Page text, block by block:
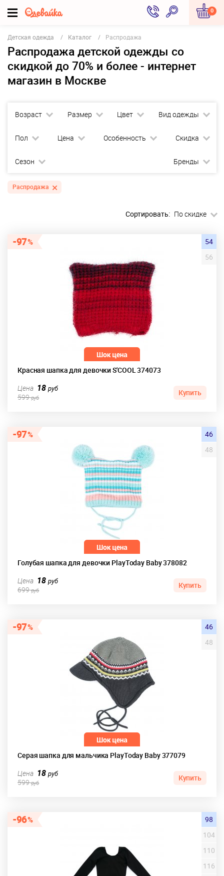
0
Детская одежда Каталог Распродажа
Распродажа детской одежды со
скидкой до 70% и более - интернет
магазин в Москве
Возраст Размер Цвет Вид одежды
Пол Цена Особенность Скидка
Сезон Бренды
Распродажа
Сортировать: По скидке
97
Красная шапка для девочки S'COOL 374073
54
56
Цена 18руб
599руб
Купить
97
Голубая шапка для девочки PlayToday Baby 378082
46
48
Цена 18руб
699руб
Купить
97
Серая шапка для мальчика PlayToday Baby 377079
46
48
Цена 18руб
599руб
Купить
96
98
104
110
116